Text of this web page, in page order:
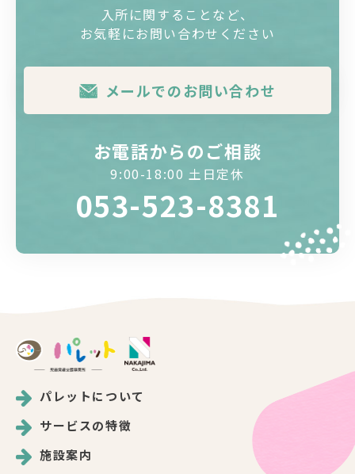
入所に関することなど、
お気軽にお問い合わせください
メールでのお問い合わせ
お電話からのご相談
9:00-18:00 土日定休
053-523-8381
パレットについて
サービスの特徴
施設案内